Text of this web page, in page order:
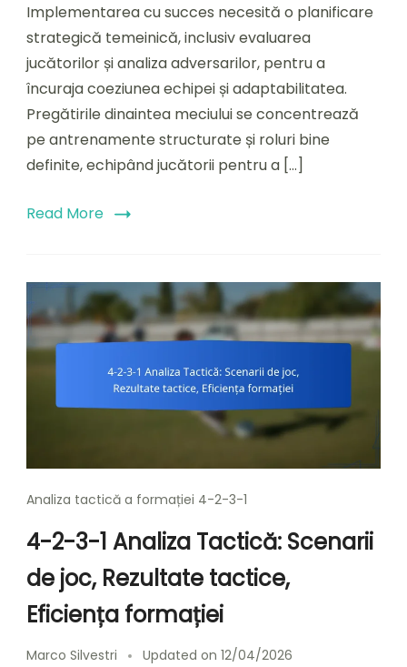
Implementarea cu succes necesită o planificare
strategică temeinică, inclusiv evaluarea
jucătorilor și analiza adversarilor, pentru a
încuraja coeziunea echipei și adaptabilitatea.
Pregătirile dinaintea meciului se concentrează
pe antrenamente structurate și roluri bine
definite, echipând jucătorii pentru a […]
Read More
Analiza tactică a formației 4-2-3-1
4-2-3-1 Analiza Tactică: Scenarii
de joc, Rezultate tactice,
Eficiența formației
Marco Silvestri Updated on 12/04/2026